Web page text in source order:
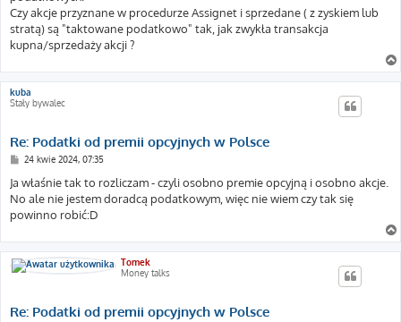
Czy akcje przyznane w procedurze Assignet i sprzedane ( z zyskiem lub
stratą) są "taktowane podatkowo" tak, jak zwykła transakcja
kupna/sprzedaży akcji ?
kuba
Stały bywalec
Re: Podatki od premii opcyjnych w Polsce
P
s
24 kwie 2024, 07:35
Ja właśnie tak to rozliczam - czyli osobno premie opcyjną i osobno akcje.
No ale nie jestem doradcą podatkowym, więc nie wiem czy tak się
powinno robić:D
Tomek
Money talks
Re: Podatki od premii opcyjnych w Polsce